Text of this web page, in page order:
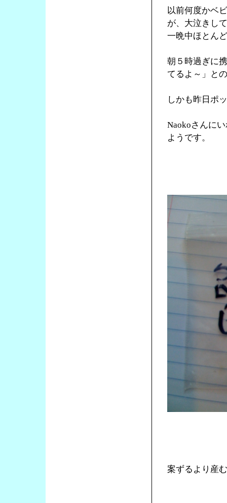
以前何度かベ
が、大泣きし
一晩中ほとん
朝５時過ぎに
てるよ～」と
しかも昨日ポ
Naokoさんに
ようです。
案ずるより産